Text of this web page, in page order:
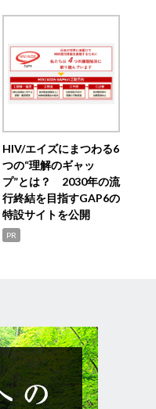
HIV/エイズにまつわる6
つの“理解のギャッ
プ”とは？ 2030年の流
行終結を目指すGAP6の
特設サイトを公開
PR